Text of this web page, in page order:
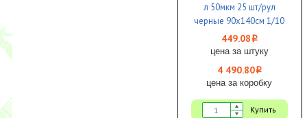
л 50мкм 25 шт/рул
черные 90х140см 1/10
449.08 i
цена за штуку
4 490.80i
цена за коробку
Купить